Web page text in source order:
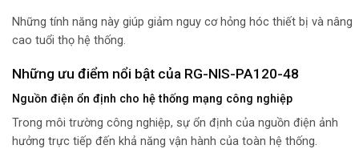
Những tính năng này giúp giảm nguy cơ hỏng hóc thiết bị và nâng
cao tuổi thọ hệ thống.
Những ưu điểm nổi bật của RG-NIS-PA120-48
Nguồn điện ổn định cho hệ thống mạng công nghiệp
Trong môi trường công nghiệp, sự ổn định của nguồn điện ảnh
hưởng trực tiếp đến khả năng vận hành của toàn hệ thống.